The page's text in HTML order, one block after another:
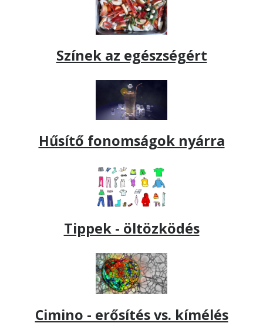
Színek az egészségért
Hűsítő fonomságok nyárra
Tippek - öltözködés
Cimino - erősítés vs. kímélés